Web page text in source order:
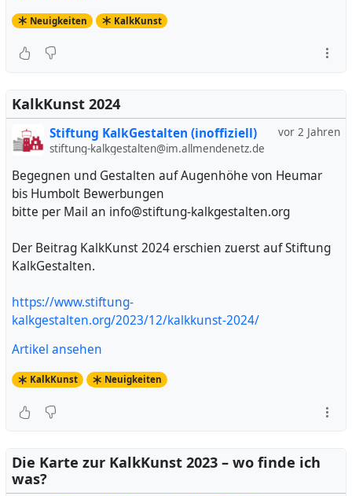
Neuigkeiten KalkKunst
KalkKunst 2024
vor 2 Jahren
Stiftung KalkGestalten (inoffiziell)
stiftung-kalkgestalten@im.allmendenetz.de
Begegnen und Gestalten auf Augenhöhe von Heumar
bis Humbolt Bewerbungen
bitte per Mail an info@stiftung-kalkgestalten.org
Der Beitrag KalkKunst 2024 erschien zuerst auf Stiftung
KalkGestalten.
https://www.stiftung-
kalkgestalten.org/2023/12/kalkkunst-2024/
Artikel ansehen
KalkKunst Neuigkeiten
Die Karte zur KalkKunst 2023 – wo finde ich
was?